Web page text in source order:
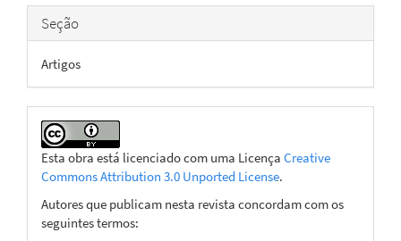
Seção
Artigos
Esta obra está licenciado com uma Licença Creative
Commons Attribution 3.0 Unported License.
Autores que publicam nesta revista concordam com os
seguintes termos: